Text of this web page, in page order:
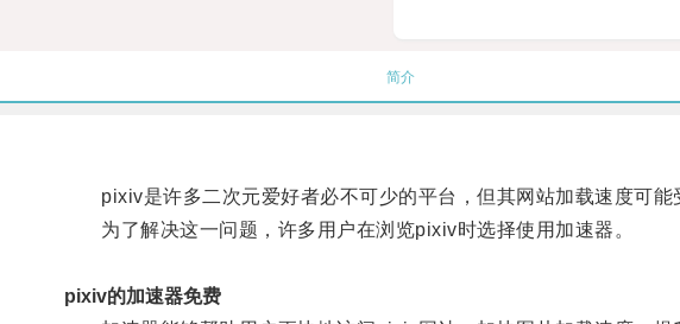
简介
pixiv是许多二次元爱好者必不可少的平台，但其网站加载速度可能
为了解决这一问题，许多用户在浏览pixiv时选择使用加速器。
pixiv的加速器免费